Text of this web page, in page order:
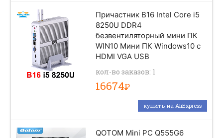
Причастник B16 Intel Core i5
8250U DDR4
безвентиляторный мини ПК
WIN10 Мини ПК Windows10 с
HDMI VGA USB
кол-во заказов: 1
16674Р
купить на AliExpress
QOTOM Mini PC Q555G6